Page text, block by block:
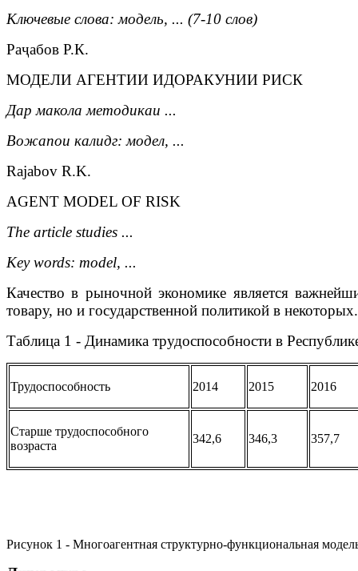
Ключевые слова: модель, ... (7-10 слов)
Раҷабов Р.К.
МОДЕЛИ АГЕНТИИ ИДОРАКУНИИ РИСК
Дар макола методикаи ...
Вожапои калидг: модел, ...
Rajabov R.K.
AGENT MODEL OF RISK
The article studies ...
Key words: model, ...
Качество в рыночной экономике является
товару, но и государственной политикой в
Таблица 1 - Динамика трудоспособности в
Трудоспособность 2014 2015 2016
Старше трудоспособного
возраста
342,6 346,3 357,7
Рисунок 1 - Многоагентная структурно-функциональная